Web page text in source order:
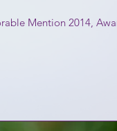
Mention 2014,